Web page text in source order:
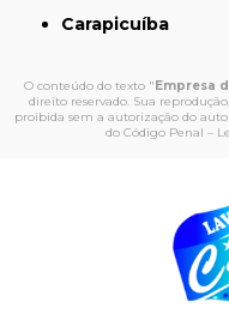
Carapicuíba
O conteúdo do texto "Empresa
direito reservado. Sua
proibida sem a autorização do
do Código Penal –